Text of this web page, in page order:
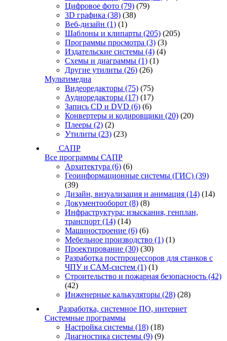
Цифровое фото (79) (79)
3D графика (38) (38)
Веб-дизайн (1) (1)
Шаблоны и клипарты (205) (205)
Программы просмотра (3) (3)
Издательские системы (4) (4)
Схемы и диаграммы (1) (1)
Другие утилиты (26) (26)
Мультимедиа
Видеоредакторы (75) (75)
Аудиоредакторы (17) (17)
Запись CD и DVD (6) (6)
Конвертеры и кодировщики (20) (20)
Плееры (2) (2)
Утилиты (23) (23)
САПР
Все программы САПР
Архитектура (6) (6)
Геоинформационные системы (ГИС) (39)
(39)
Дизайн, визуализация и анимация (14) (14)
Документооборот (8) (8)
Инфраструктура: изыскания, генплан,
транспорт (14) (14)
Машиностроение (6) (6)
Мебельное производство (1) (1)
Проектирование (30) (30)
Разработка постпроцессоров для станков с
ЧПУ и CAM-систем (1) (1)
Строительство и пожарная безопасность (42)
(42)
Инженерные калькуляторы (28) (28)
Разработка, системное ПО, интернет
Системные программы
Настройка системы (18) (18)
Диагностика системы (9) (9)